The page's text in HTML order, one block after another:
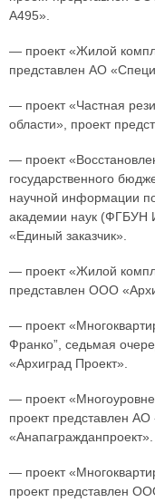
А495».
— проект «Жилой
представлен АО
— проект «Частная
области», проект
— проект
государственного
научной информации
академии наук (ФГБУН
«Единый заказчик».
— проект «Жилой
представлен ООО
— проект
Франко”, седьмая
«Архиград Проект».
— проект
проект представлен АО
«Анапагражданпроект».
— проект
проект представлен